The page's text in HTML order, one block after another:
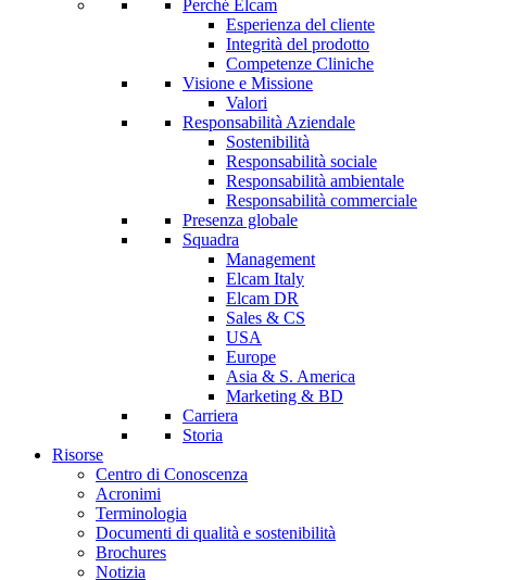
Perché Elcam
Esperienza del cliente
Integrità del prodotto
Competenze Cliniche
Visione e Missione
Valori
Responsabilità Aziendale
Sostenibilità
Responsabilità sociale
Responsabilità ambientale
Responsabilità commerciale
Presenza globale
Squadra
Management
Elcam Italy
Elcam DR
Sales & CS
USA
Europe
Asia & S. America
Marketing & BD
Carriera
Storia
Risorse
Centro di Conoscenza
Acronimi
Terminologia
Documenti di qualità e sostenibilità
Brochures
Notizia